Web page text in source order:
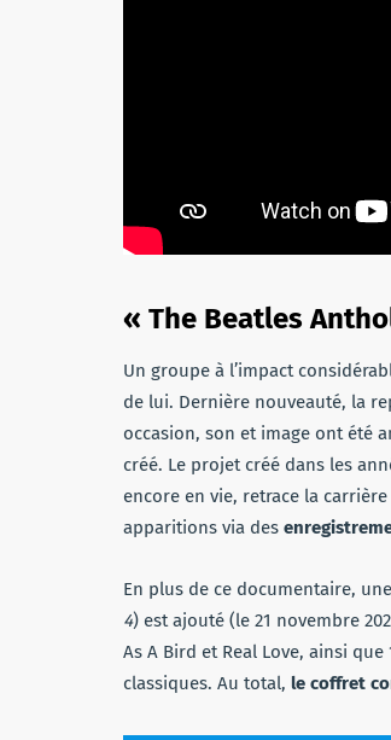
« The Beatles
Un groupe à l’impact
de lui. Dernière nouveauté, la
occasion, son et image ont été
créé. Le projet créé dans les
encore en vie, retrace la
apparitions via des
En plus de ce documentaire,
4) est ajouté (le 21 novembre
As A Bird et Real Love, ainsi
classiques. Au total, le coffret